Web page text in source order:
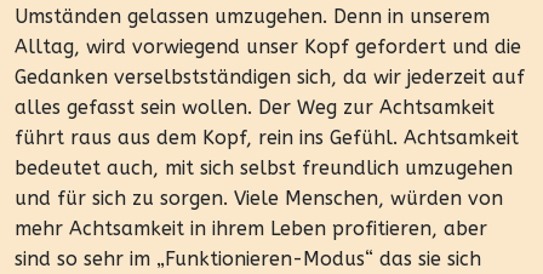
Umständen gelassen umzugehen. Denn in unserem
Alltag, wird vorwiegend unser Kopf gefordert und die
Gedanken verselbstständigen sich, da wir jederzeit auf
alles gefasst sein wollen. Der Weg zur Achtsamkeit
führt raus aus dem Kopf, rein ins Gefühl. Achtsamkeit
bedeutet auch, mit sich selbst freundlich umzugehen
und für sich zu sorgen. Viele Menschen, würden von
mehr Achtsamkeit in ihrem Leben profitieren, aber
sind so sehr im „Funktionieren-Modus“ das sie sich